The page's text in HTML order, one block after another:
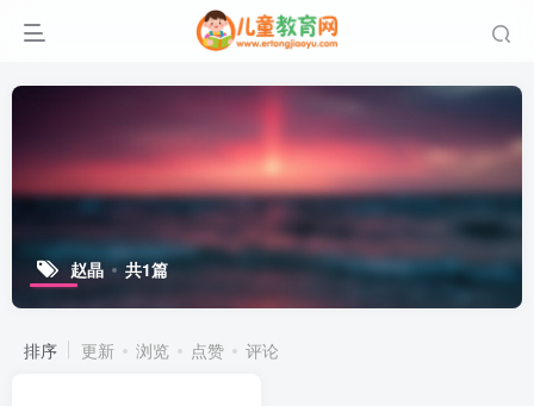
赵晶 共1篇
排序 更新 浏览 点赞 评论